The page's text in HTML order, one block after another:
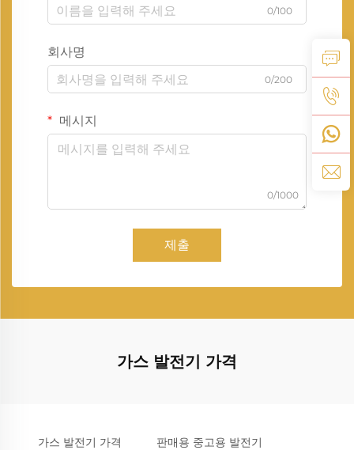
0/100
회사명
0/200
메시지
0/1000
제출
가스 발전기 가격
가스 발전기 가격 판매용 중고용 발전기